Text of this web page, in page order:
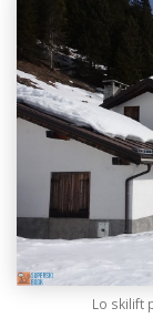
Lo skilift